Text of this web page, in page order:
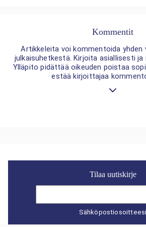
Kommentit
Artikkeleita voi kommentoida yhden
julkaisuhetkestä. Kirjoita asiallisesti
Ylläpito pidättää oikeuden poistaa
estää kirjoittajaa
Tilaa uutiskirje
Sähköpostiosoitteesi